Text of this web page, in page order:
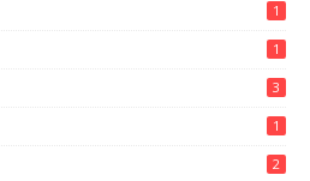
1
1
3
1
2